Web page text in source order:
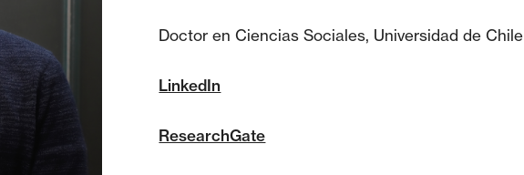
Doctor en Ciencias Sociales, Universidad de Chile
LinkedIn
ResearchGate